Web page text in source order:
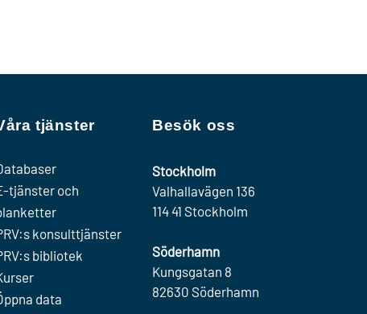
tjänster
tjänster och
konsulttjänster
bibliotek
data
Besök oss
Stockholm
Valhallavägen 136
114 41 Stockholm
Söderhamn
Kungsgatan 8
82630 Söderhamn